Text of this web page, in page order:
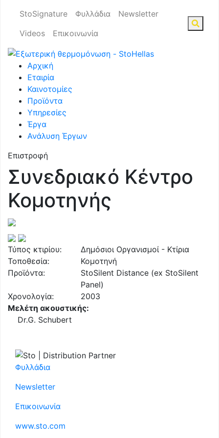
StoSignature Φυλλάδια
Newsletter
Videos
Επικοινωνία
Αρχική
Εταιρία
Καινοτομίες
Προϊόντα
Υπηρεσίες
Έργα
Ανάλυση Έργων
Επιστροφή
Συνεδριακό Κέντρο
Κομοτηνής
Τύπος κτιρίου:
Δημόσιοι Οργανισμοί - Κτίρια
Τοποθεσία:
Κομοτηνή
Προϊόντα:
StoSilent Distance (ex StoSilent
Panel)
Χρονολογία:
2003
Μελέτη ακουστικής:
Dr.G. Schubert
Φυλλάδια
Newsletter
Επικοινωνία
www.sto.com